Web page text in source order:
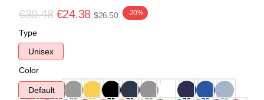
€30.48 €24.38 $26.50 -20%
Type
Unisex
Color
Default